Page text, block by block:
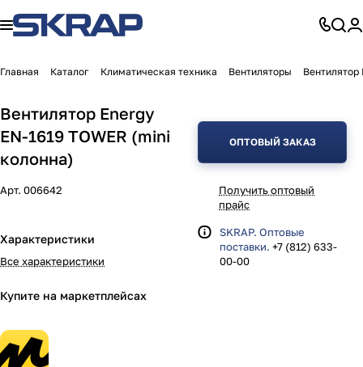
Главная Каталог Климатическая техника Вентиляторы Вентилятор
Вентилятор Energy
EN-1619 TOWER (mini
колонна)
Арт. 006642
Характеристики
Все характеристики
Купите на маркетплейсах
ОПТОВЫЙ ЗАКАЗ
Получить оптовый
прайс
SKRAP. Оптовые
поставки. +7 (812) 633-
00-00